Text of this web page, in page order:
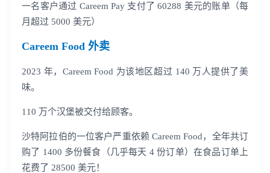
一名客户通过 Careem Pay 支付了 60288 美元的账单（每
月超过 5000 美元）
Careem Food 外卖
2023 年，Careem Food 为该地区超过 140 万人提供了美
味。
110 万个汉堡被交付给顾客。
沙特阿拉伯的一位客户严重依赖 Careem Food，全年共订
购了 1400 多份餐食（几乎每天 4 份订单）在食品订单上
花费了 28500 美元！